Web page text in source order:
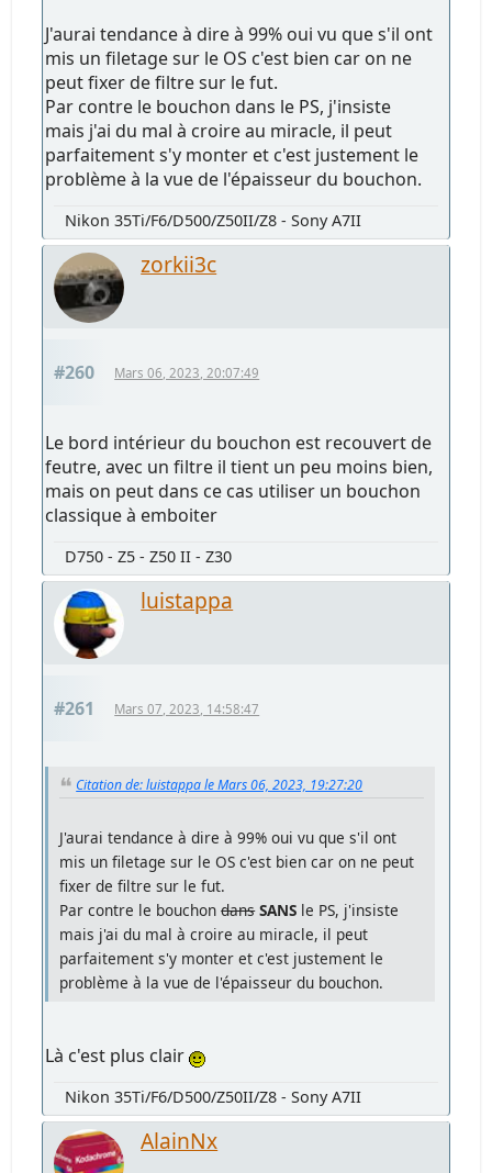
J'aurai tendance à dire à 99% oui vu que s'il ont
mis un filetage sur le OS c'est bien car on ne
peut fixer de filtre sur le fut.
Par contre le bouchon dans le PS, j'insiste
mais j'ai du mal à croire au miracle, il peut
parfaitement s'y monter et c'est justement le
problème à la vue de l'épaisseur du bouchon.
Nikon 35Ti/F6/D500/Z50II/Z8 - Sony A7II
zorkii3c
#260 Mars 06, 2023, 20:07:49
Le bord intérieur du bouchon est recouvert de
feutre, avec un filtre il tient un peu moins bien,
mais on peut dans ce cas utiliser un bouchon
classique à emboiter
D750 - Z5 - Z50 II - Z30
luistappa
#261 Mars 07, 2023, 14:58:47
Citation de: luistappa le Mars 06, 2023, 19:27:20
J'aurai tendance à dire à 99% oui vu que s'il ont
mis un filetage sur le OS c'est bien car on ne peut
fixer de filtre sur le fut.
Par contre le bouchondansSANS le PS, j'insiste
mais j'ai du mal à croire au miracle, il peut
parfaitement s'y monter et c'est justement le
problème à la vue de l'épaisseur du bouchon.
Là c'est plus clair
Nikon 35Ti/F6/D500/Z50II/Z8 - Sony A7II
AlainNx